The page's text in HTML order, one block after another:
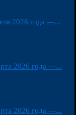
2026 года —...
2026 года —...
2026 года —...